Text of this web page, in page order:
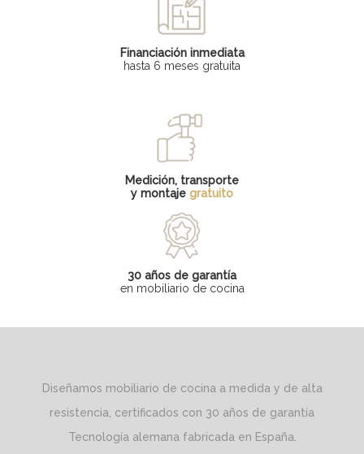
Financiación inmediata
hasta 6 meses gratuita
Medición, transporte
y montaje gratuito
30 años de garantía
en mobiliario de cocina
Diseñamos mobiliario de cocina a medida y de alta
resistencia, certificados con 30 años de garantía
Tecnología alemana fabricada en España.